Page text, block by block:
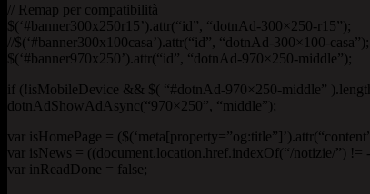
// Remap per compatibilità
$(‘#banner300x250r15’).attr(“id”, “dotnAd-300×250-r15”);
//$(‘#banner300x100casa’).attr(“id”, “dotnAd-300×100-casa”);
$(‘#banner970x250’).attr(“id”, “dotnAd-970×250-middle”);
if (!isMobileDevice && $( “#dotnAd-970×250-middle”
dotnAdShowAdAsync(“970×250”, “middle”);
var isHomePage =
var isNews = ((document.location.href.indexOf(“/notizie/”)
var inReadDone = false;